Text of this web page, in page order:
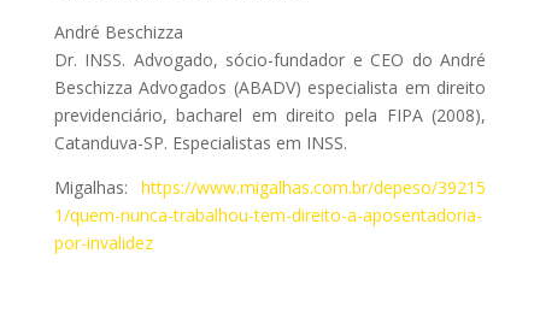
André Beschizza
Dr. INSS. Advogado, sócio-fundador e CEO do André
Beschizza Advogados (ABADV) especialista em direito
previdenciário, bacharel em direito pela FIPA (2008),
Catanduva-SP. Especialistas em INSS.
Migalhas:https://www.migalhas.com.br/depeso/39215
1/quem-nunca-trabalhou-tem-direito-a-aposentadoria-
por-invalidez